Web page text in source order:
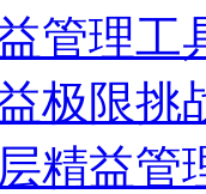
管理工
极限挑
精益管